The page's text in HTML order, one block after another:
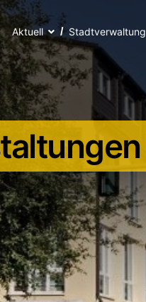
Aktuell Stadtverwaltung